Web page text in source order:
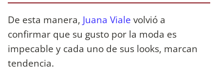
De esta manera, Juana Viale volvió a
confirmar que su gusto por la moda es
impecable y cada uno de sus looks, marcan
tendencia.